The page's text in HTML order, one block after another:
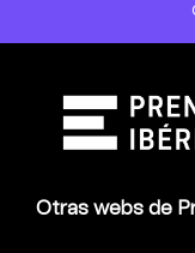
Otras webs de